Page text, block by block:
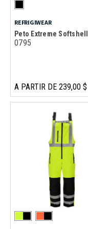
REFRIGIWEAR
Peto Extreme Softshell
0795
A PARTIR DE 239,00 $